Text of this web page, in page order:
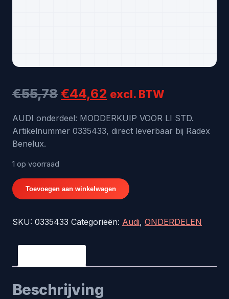
€55,78Oorspronkelijke
prijs
was:
€44,62 Huidige
prijs
is:
excl. BTW
AUDI onderdeel: MODDERKUIP VOOR LI STD.
Artikelnummer 0335433, direct leverbaar bij Radex
Benelux.
1 op voorraad
MODDERKUIP
VOOR
STD
origineel
aantal
Toevoegen aan winkelwagen
SKU: 0335433 Categorieën: Audi, ONDERDELEN
Beschrijving